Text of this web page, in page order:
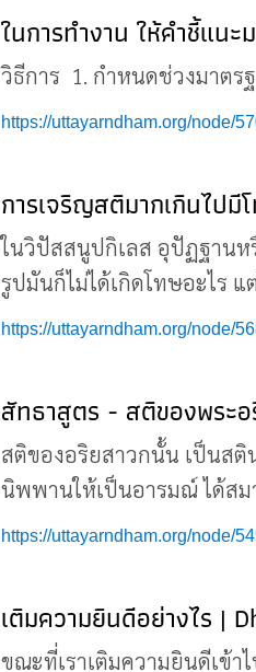
ในการทำงาน ให้คำชี้แน
วิธีการ 1. กำหนดช่วงมาต
https://uttayarndham.org/node/
การเจริญสติมากเกินไปมี
ในวิปัสสนูปกิเลส อุปัฏฐานห
รูปมันก็ไม่ได้เกิดโทษอะไร
https://uttayarndham.org/node/
สัทธาสูตร - สติของพระอ
สติของอริยสาวกนั้น เป็นสติ
นิพพานให้เป็นอารมณ์ ได้สม
https://uttayarndham.org/node/
เติมความยินดีอย่างไร |
ขณะที่เราเติมความยินดีเข้